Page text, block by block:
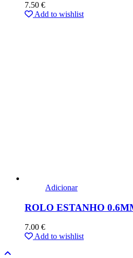
7.50 €
Add to wishlist
Adicionar
ROLO ESTANHO
7.00 €
Add to wishlist